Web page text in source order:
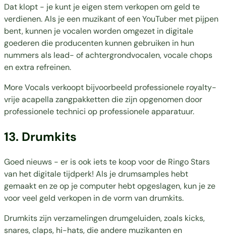
Dat klopt - je kunt je eigen stem verkopen om geld te
verdienen. Als je een muzikant of een YouTuber met pijpen
bent, kunnen je vocalen worden omgezet in digitale
goederen die producenten kunnen gebruiken in hun
nummers als lead- of achtergrondvocalen, vocale chops
en extra refreinen.
More Vocals verkoopt bijvoorbeeld professionele royalty-
vrije acapella zangpakketten die zijn opgenomen door
professionele technici op professionele apparatuur.
13. Drumkits
Goed nieuws - er is ook iets te koop voor de Ringo Stars
van het digitale tijdperk! Als je drumsamples hebt
gemaakt en ze op je computer hebt opgeslagen, kun je ze
voor veel geld verkopen in de vorm van drumkits.
Drumkits zijn verzamelingen drumgeluiden, zoals kicks,
snares, claps, hi-hats, die andere muzikanten en